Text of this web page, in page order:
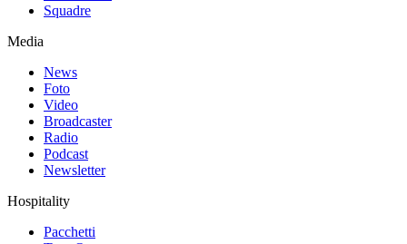
Squadre
Media
News
Foto
Video
Broadcaster
Radio
Podcast
Newsletter
Hospitality
Pacchetti